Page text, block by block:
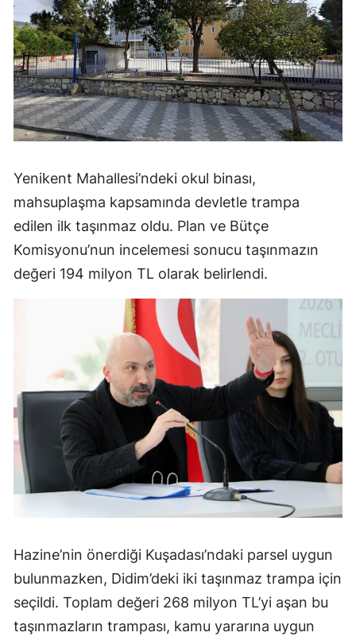
Yenikent Mahallesi’ndeki okul binası,
mahsuplaşma kapsamında devletle trampa
edilen ilk taşınmaz oldu. Plan ve Bütçe
Komisyonu’nun incelemesi sonucu taşınmazın
değeri 194 milyon TL olarak belirlendi.
Hazine’nin önerdiği Kuşadası’ndaki parsel uygun
bulunmazken, Didim’deki iki taşınmaz trampa için
seçildi. Toplam değeri 268 milyon TL’yi aşan bu
taşınmazların trampası, kamu yararına uygun